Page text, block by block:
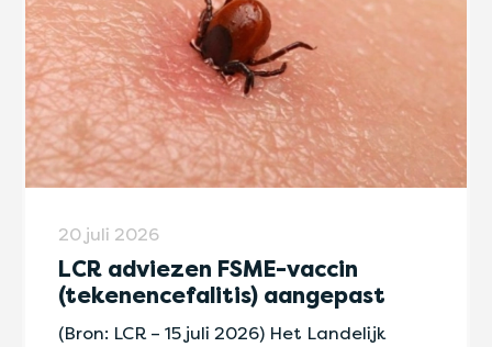
20 juli 2026
LCR adviezen FSME-vaccin
(tekenencefalitis) aangepast
(Bron: LCR – 15 juli 2026) Het Landelijk